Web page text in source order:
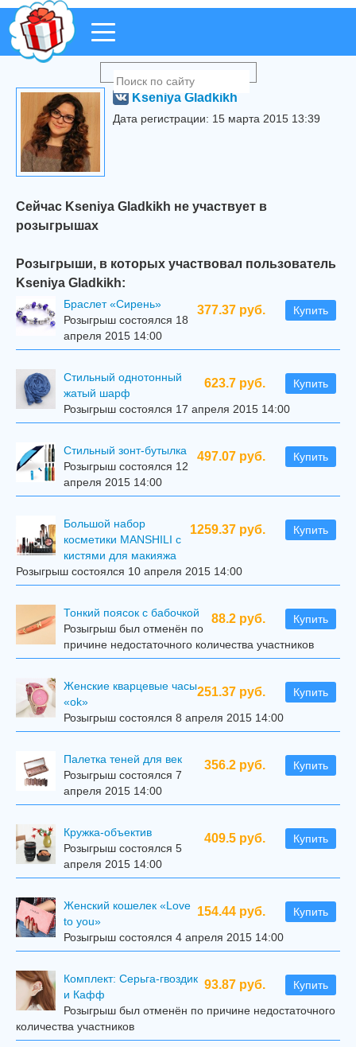
Kseniya Gladkikh
Дата регистрации: 15 марта 2015 13:39
Сейчас Kseniya Gladkikh не участвует в
розыгрышах
Розыгрыши, в которых участвовал пользователь
Kseniya Gladkikh:
377.37 руб. Купить
Браслет «Сирень»
Розыгрыш состоялся 18
апреля 2015 14:00
623.7 руб. Купить
Стильный однотонный
жатый шарф
Розыгрыш состоялся 17 апреля 2015 14:00
497.07 руб. Купить
Стильный зонт-бутылка
Розыгрыш состоялся 12
апреля 2015 14:00
1259.37 руб. Купить
Большой набор
косметики MANSHILI с
кистями для макияжа
Розыгрыш состоялся 10 апреля 2015 14:00
88.2 руб. Купить
Тонкий поясок с бабочкой
Розыгрыш был отменён по
причине недостаточного количества участников
251.37 руб. Купить
Женские кварцевые часы
«ok»
Розыгрыш состоялся 8 апреля 2015 14:00
356.2 руб. Купить
Палетка теней для век
Розыгрыш состоялся 7
апреля 2015 14:00
409.5 руб. Купить
Кружка-объектив
Розыгрыш состоялся 5
апреля 2015 14:00
154.44 руб. Купить
Женский кошелек «Love
to you»
Розыгрыш состоялся 4 апреля 2015 14:00
93.87 руб. Купить
Комплект: Серьга-гвоздик
и Кафф
Розыгрыш был отменён по причине недостаточного
количества участников